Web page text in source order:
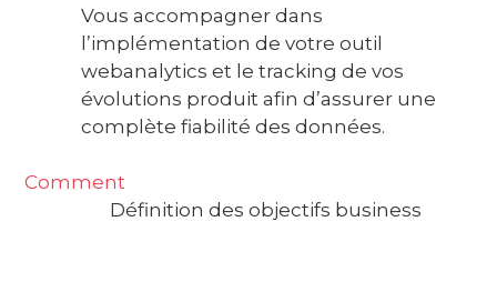
Vous accompagner dans
l’implémentation de votre outil
webanalytics et le tracking de vos
évolutions produit afin d’assurer une
complète fiabilité des données.
Comment
Définition des objectifs business